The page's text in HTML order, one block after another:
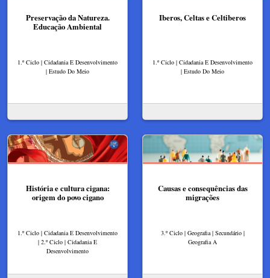
Preservação da Natureza.
Educação Ambiental
1.º Ciclo | Cidadania E Desenvolvimento
| Estudo Do Meio
Iberos, Celtas e Celtiberos
1.º Ciclo | Cidadania E Desenvolvimento
| Estudo Do Meio
História e cultura cigana:
origem do povo cigano
1.º Ciclo | Cidadania E Desenvolvimento
| 2.º Ciclo | Cidadania E
Desenvolvimento
Causas e consequências das
migrações
3.º Ciclo | Geografia | Secundário |
Geografia A